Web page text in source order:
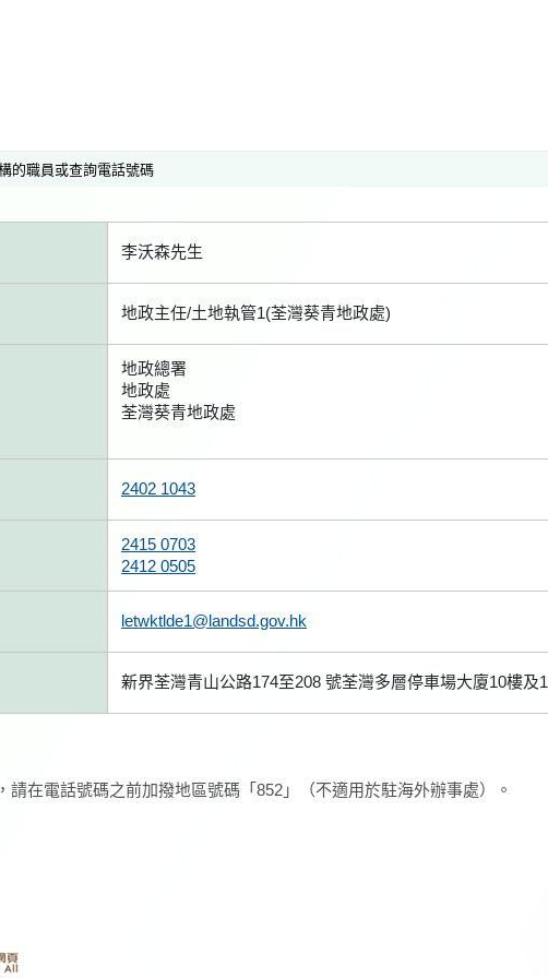
的職員或查詢電話號碼
李沃森先生
地政主任/土地執管1(荃灣葵青地政處)
地政總署
地政處
荃灣葵青地政處
2402 1043
2415 0703
2412 0505
letwktlde1@landsd.gov.hk
新界荃灣青山公路174至208 號荃灣多層停車場大廈10樓及
請在電話號碼之前加撥地區號碼「852」（不適用於駐海外辦事處）。